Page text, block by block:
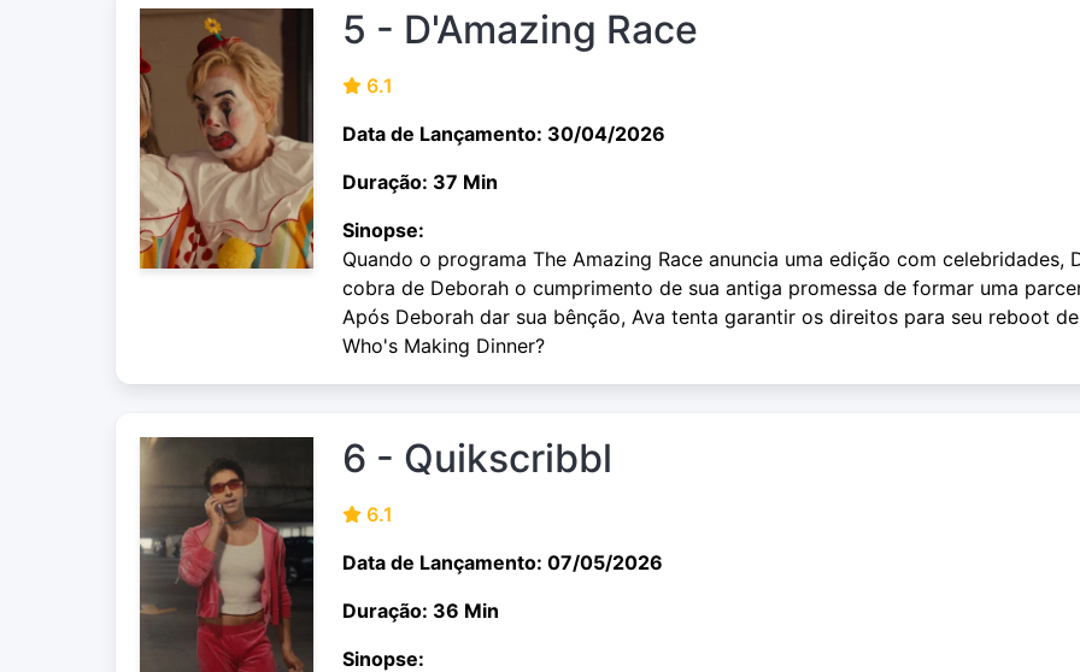
5 - D'Amazing Race
6.1
Data de Lançamento: 30/04/2026
Duração: 37 Min
Sinopse:
Quando o programa The Amazing Race anuncia uma edição com celebridades,
cobra de Deborah o cumprimento de sua antiga promessa de formar uma
Após Deborah dar sua bênção, Ava tenta garantir os direitos para seu reboot de
Who's Making Dinner?
6 - Quikscribbl
6.1
Data de Lançamento: 07/05/2026
Duração: 36 Min
Sinopse: